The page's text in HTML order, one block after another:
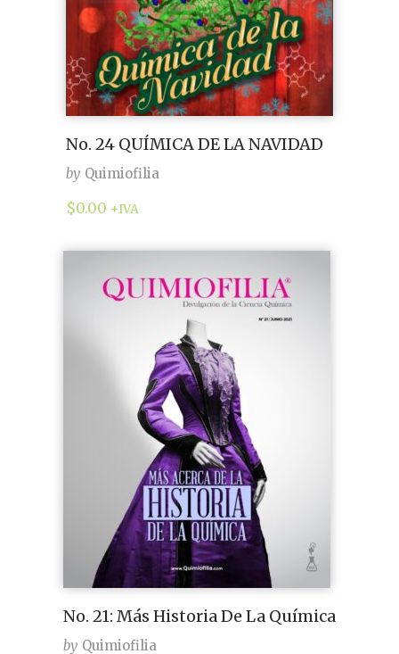
No. 24 QUÍMICA DE LA NAVIDAD
by Quimiofilia
$0.00 +IVA
No. 21: Más Historia De La Química
by Quimiofilia